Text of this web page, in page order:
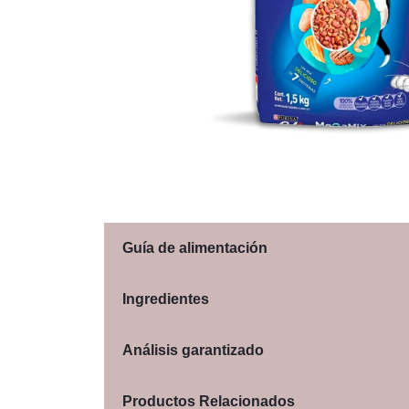
Guía de alimentación
Ingredientes
Análisis garantizado
Productos Relacionados